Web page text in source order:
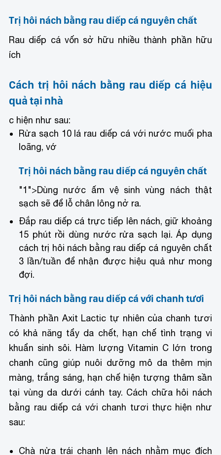
Trị hôi nách bằng rau diếp cá nguyên chất
Rau diếp cá vốn sở hữu nhiều thành phần hữu
ích
Cách trị hôi nách bằng rau diếp cá hiệu
quả tại nhà
c hiện như sau:
Rửa sạch 10 lá rau diếp cá với nước muối pha
loãng, vớ
Trị hôi nách bằng rau diếp cá nguyên chất
"1">Dùng nước ấm vệ sinh vùng nách thật
sạch sẽ để lỗ chân lông nở ra.
Đắp rau diếp cá trực tiếp lên nách, giữ khoảng
15 phút rồi dùng nước rửa sạch lại. Áp dụng
cách trị hôi nách bằng rau diếp cá nguyên chất
3 lần/tuần để nhận được hiệu quả như mong
đợi.
Trị hôi nách bằng rau diếp cá với chanh tươi
Thành phần Axit Lactic tự nhiên của chanh tươi
có khả năng tẩy da chết, hạn chế tình trạng vi
khuẩn sinh sôi. Hàm lượng Vitamin C lớn trong
chanh cũng giúp nuôi dưỡng mô da thêm mịn
màng, trắng sáng, hạn chế hiện tượng thâm sần
tại vùng da dưới cánh tay. Cách chữa hôi nách
bằng rau diếp cá với chanh tươi thực hiện như
sau:
Chà nửa trái chanh lên nách nhằm mục đích